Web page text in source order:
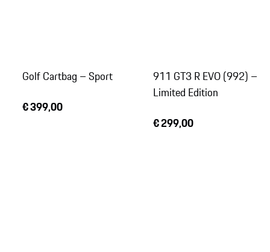
Golf Cartbag – Sport
€ 399,00
911 GT3 R EVO (992) –
Limited Edition
€ 299,00